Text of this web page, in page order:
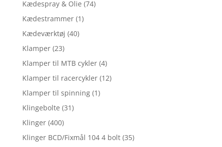
Kædespray & Olie (74)
Kædestrammer (1)
Kædeværktøj (40)
Klamper (23)
Klamper til MTB cykler (4)
Klamper til racercykler (12)
Klamper til spinning (1)
Klingebolte (31)
Klinger (400)
Klinger BCD/Fixmål 104 4 bolt (35)